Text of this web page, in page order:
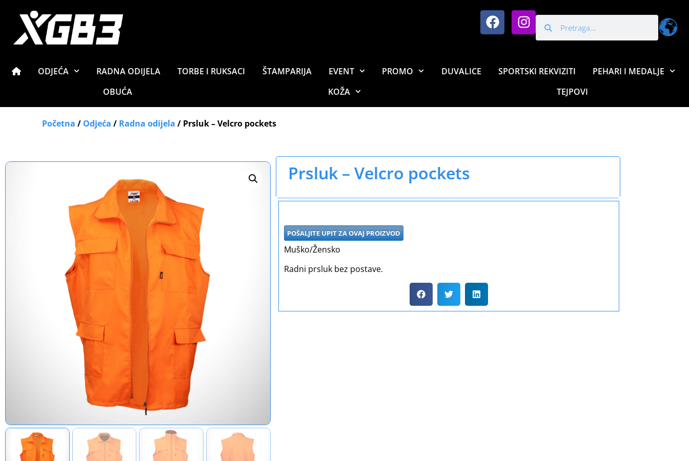
ODJEĆA RADNA ODIJELA TORBE I RUKSACI ŠTAMPARIJA EVENT PROMO DUVALICE SPORTSKI REKVIZITI
PEHARI I MEDALJE
OBUĆA
KOŽA TEJPOVI
Početna / Odjeća / Radna odijela / Prsluk – Velcro pockets
Prsluk – Velcro pockets
POŠALJITE UPIT ZA OVAJ PROIZVOD
Muško/Žensko
Radni prsluk bez postave.